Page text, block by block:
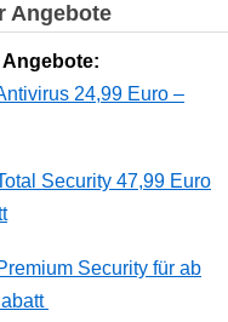
Angebote
24,99 Euro –
Security 47,99 Euro
Security für ab